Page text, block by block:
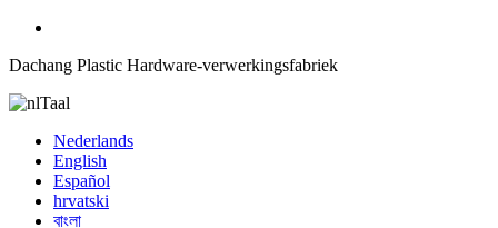
Dachang Plastic Hardware-verwerkingsfabriek
Taal
Nederlands
English
Español
hrvatski
বাংলা